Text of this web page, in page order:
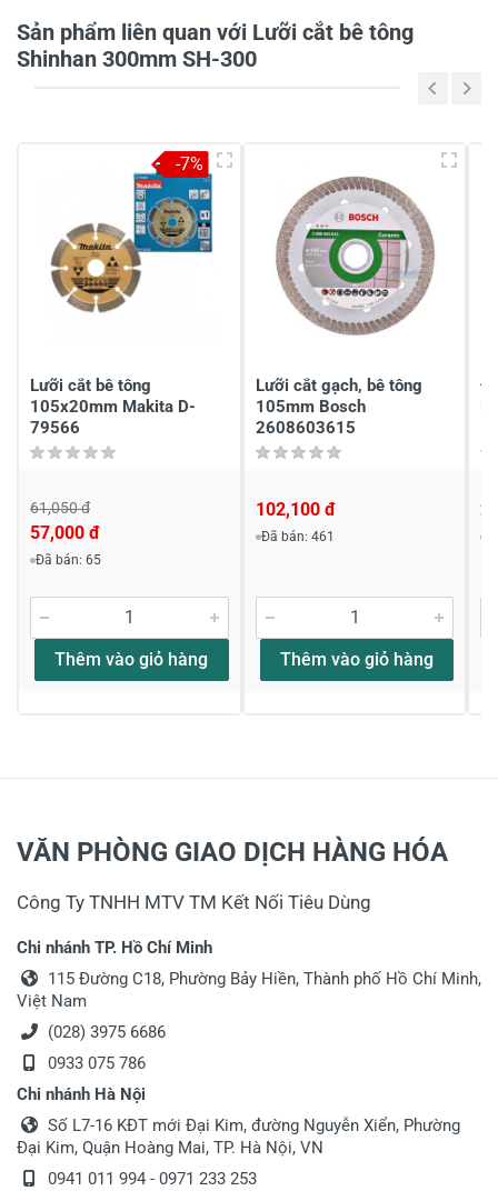
Tiêu đề của nhận xét *
Viết nhận xét của bạn vào bên dưới
Gửi nhận xét
Sản phẩm liên quan với Lưỡi cắt bê tông
Shinhan 300mm SH-300
Lưỡi cắt bê tông
105x20mm Makita D-
79566
61,050 đ
57,000 đ
Đã bán: 65
Thêm vào giỏ hàng
-7%
Lưỡi cắt gạch, bê tông
105mm Bosch
2608603615
102,100 đ
Đã bán: 461
Thêm vào giỏ hàng
VĂN PHÒNG GIAO DỊCH HÀNG HÓA
Công Ty TNHH MTV TM Kết Nối Tiêu Dùng
Chi nhánh TP. Hồ Chí Minh
115 Đường C18, Phường Bảy Hiền, Thành phố Hồ Chí Minh,
Việt Nam
(028) 3975 6686
0933 075 786
Chi nhánh Hà Nội
Số L7-16 KĐT mới Đại Kim, đường Nguyễn Xiển, Phường
Đại Kim, Quận Hoàng Mai, TP. Hà Nội, VN
0941 011 994 - 0971 233 253